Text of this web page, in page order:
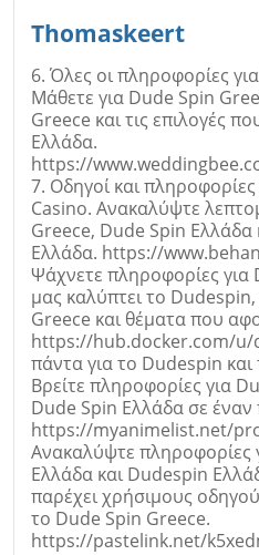
Email
Коментар*
Thomaskeert
6. Όλες οι πληροφορίες
Μάθετε για Dude Spin
Greece και τις επιλογές
Ελλάδα.
https://
7. Οδηγοί και
Casino. Ανακαλύψτε
Greece, Dude Spin Ελλάδα
Ελλάδα. https://
Ψάχνετε πληροφορίες για
μας καλύπτει το
Greece και θέματα που
https://hub.docker.com/u/
πάντα για το Dudespin
Βρείτε πληροφορίες για
Dude Spin Ελλάδα σε
https://myanimelist.net/
Ανακαλύψτε πληροφορίες
Ελλάδα και Dudespin
παρέχει χρήσιμους
το Dude Spin Greece.
https://pastelink.net/